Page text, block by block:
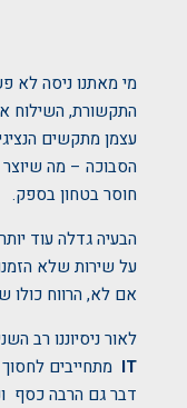
מי מאתנו ניסה לא
התקשורת, השילוח
עצמן מתקשים
הסבוכה – מה שיוצר
חוסר בטחון בספק.
הבעיה גדלה עוד יותר
על שירות שלא הזמנו
אם לא, הרווח כולו
לאור ניסיוננו רב
מתחייבים לחסוך
דבר גם הרבה כסף